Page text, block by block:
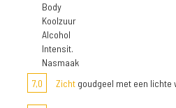
Body
Koolzuur
Alcohol
Intensit.
Nasmaak
7,0
Zicht goudgeel met een lichte